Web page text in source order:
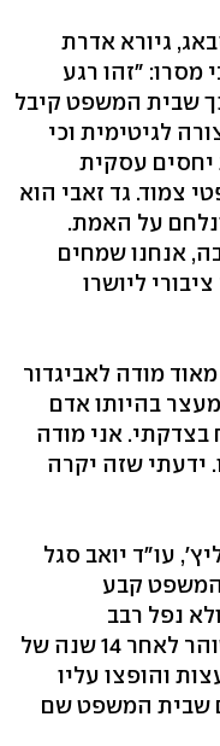
גיורא אדרת
מסרו: ״זהו רגע
שבית המשפט קיבל
לגיטימית וכי
עסקית
צמוד. גד זאבי הוא
על האמת.
אנחנו שמחים
ליושרו
מודה לאביגדור
בהיותו אדם
בצדקתי. אני מודה
ידעתי שזה יקרה
עו"ד יואב סגל
המשפט קבע
נפל רבב
בפעילותיו של מר צ'רנוי. שמו מטוהר לאחר 14 שנה של
והופצו עליו
שבית המשפט שם